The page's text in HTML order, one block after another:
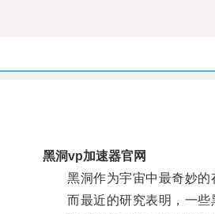
黑洞vp加速器官网
黑洞作为宇宙中最奇妙的
而最近的研究表明，一些